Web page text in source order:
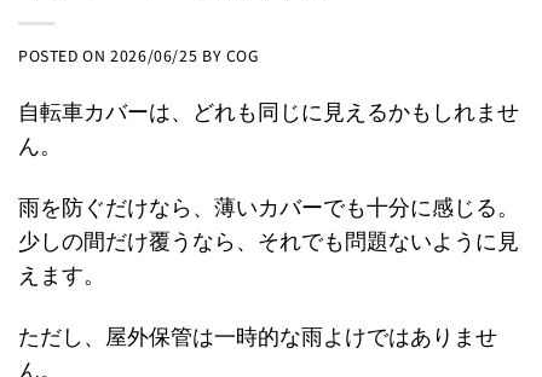
POSTED ON2026/06/25 BY COG
自転車カバーは、どれも同じに見えるかもしれませ
ん。
雨を防ぐだけなら、薄いカバーでも十分に感じる。
少しの間だけ覆うなら、それでも問題ないように見
えます。
ただし、屋外保管は一時的な雨よけではありませ
ん。